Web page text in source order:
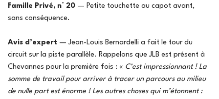
Famille Privé, n° 20 — Petite touchette au capot avant,
sans conséquence.
Avis d’expert — Jean-Louis Bernardelli a fait le tour du
circuit sur la piste parallèle. Rappelons que JLB est présent à
Chevannes pour la première fois : « C’est impressionnant ! La
somme de travail pour arriver à tracer un parcours au milieu
de nulle part est énorme ! Les autres choses qui m’étonnent :